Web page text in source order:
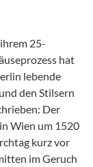
25-
hat
lebende
den Stilsern
Der
Wien um 1520
kurz vor
im Geruch